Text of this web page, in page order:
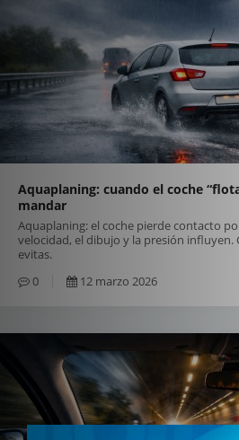
Aquaplaning: cuando el coche
mandar
Aquaplaning: el coche pierde contacto
velocidad, el dibujo y la presión influyen.
evitas.
0
12 marzo 2026